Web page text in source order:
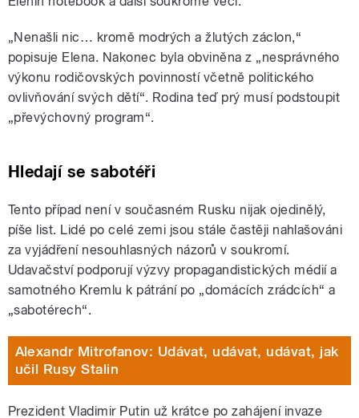
„Nenašli nic… kromě modrých a žlutých záclon,“
popisuje Elena. Nakonec byla obviněna z „nesprávného
výkonu rodičovských povinností včetně politického
ovlivňování svých dětí“. Rodina teď prý musí podstoupit
„převýchovný program“.
Hledají se sabotéři
Tento případ není v současném Rusku nijak ojedinělý,
píše list. Lidé po celé zemi jsou stále častěji nahlašováni
za vyjádření nesouhlasných názorů v soukromí.
Udavačství podporují výzvy propagandistických médií a
samotného Kremlu k pátrání po „domácích zrádcích“ a
„sabotérech“.
Alexandr Mitrofanov: Udávat, udávat, udávat, jak
učil Rusy Stalin
Prezident Vladimir Putin už krátce po zahájení invaze